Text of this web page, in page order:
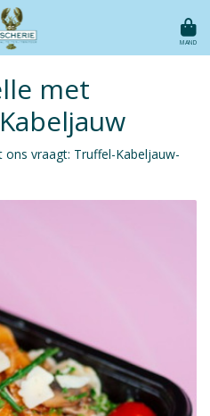
MAND
met
vraagt: Truffel-Kabeljauw-